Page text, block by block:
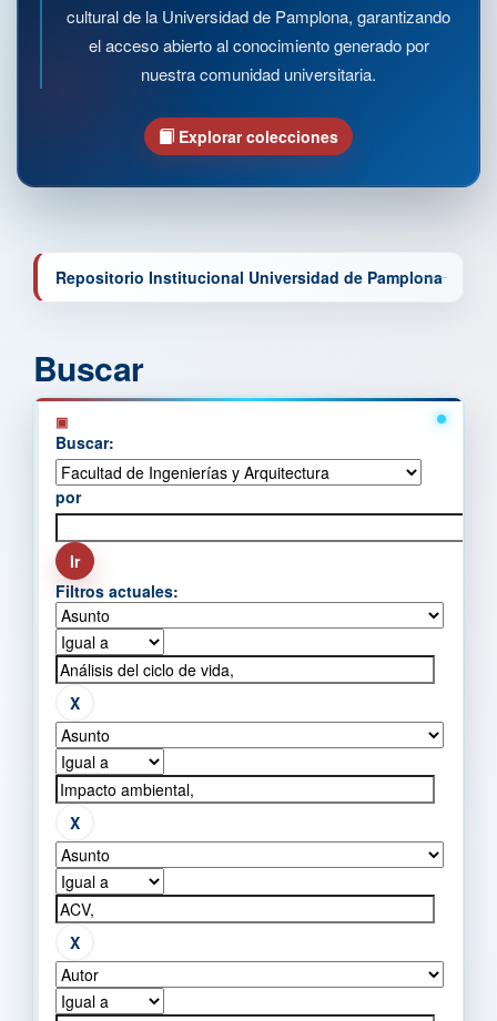
cultural de la Universidad de Pamplona, garantizando
el acceso abierto al conocimiento generado por
nuestra comunidad universitaria.
Explorar colecciones
Repositorio Institucional Universidad de Pamplona
Buscar
Buscar:
por
Filtros actuales: